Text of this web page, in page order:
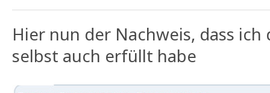
Hier nun der Nachweis, dass
selbst auch erfüllt habe